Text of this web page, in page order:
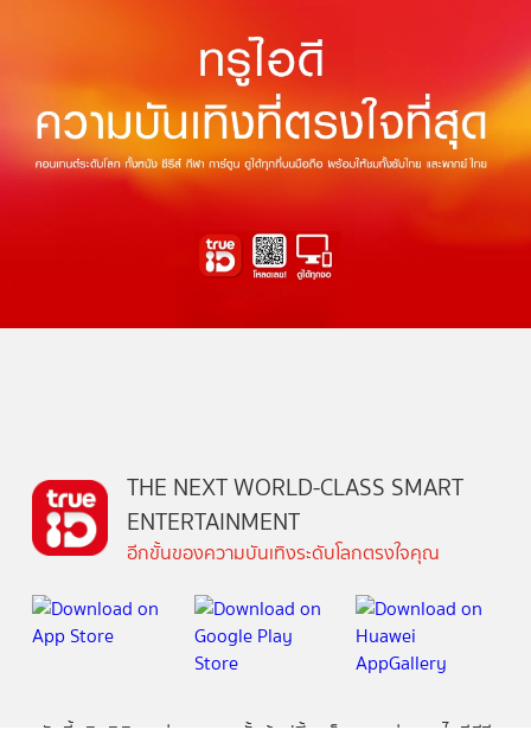
THE NEXT WORLD-CLASS SMART
ENTERTAINMENT
อีกขั้นของความบันเทิงระดับโลกตรงใจคุณ